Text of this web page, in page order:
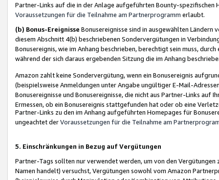
Partner-Links auf die in der Anlage aufgeführten Bounty-spezifischen
Voraussetzungen für die Teilnahme am Partnerprogramm erlaubt.
(b) Bonus-Ereignisse Bonusereignisse sind in ausgewählten Ländern
diesem Abschnitt 4(b) beschriebenen Sondervergütungen in
Bonusereignis, wie im Anhang beschrieben, berechtigt sein muss,
während der sich daraus ergebenden Sitzung die im Anhang
Amazon zahlt keine Sondervergütung, wenn ein Bonusereignis
(beispielsweise Anmeldungen unter Angabe ungültiger E-Mail-
Bonusereignisse und Bonusereignisse, die nicht aus Partner-Links auf
Ermessen, ob ein Bonusereignis stattgefunden hat oder ob eine
Partner-Links zu den im Anhang aufgeführten Homepages für
ungeachtet derVoraussetzungen für die Teilnahme am
5. Einschränkungen in Bezug auf Vergütungen
Partner-Tags sollten nur verwendet werden, um von den
Namen handelt) versuchst, Vergütungen sowohl vom Amazon